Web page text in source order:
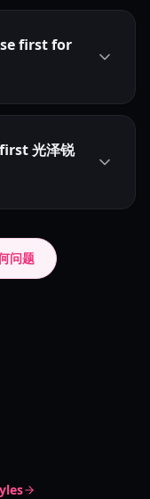
first for
光泽锐
问题